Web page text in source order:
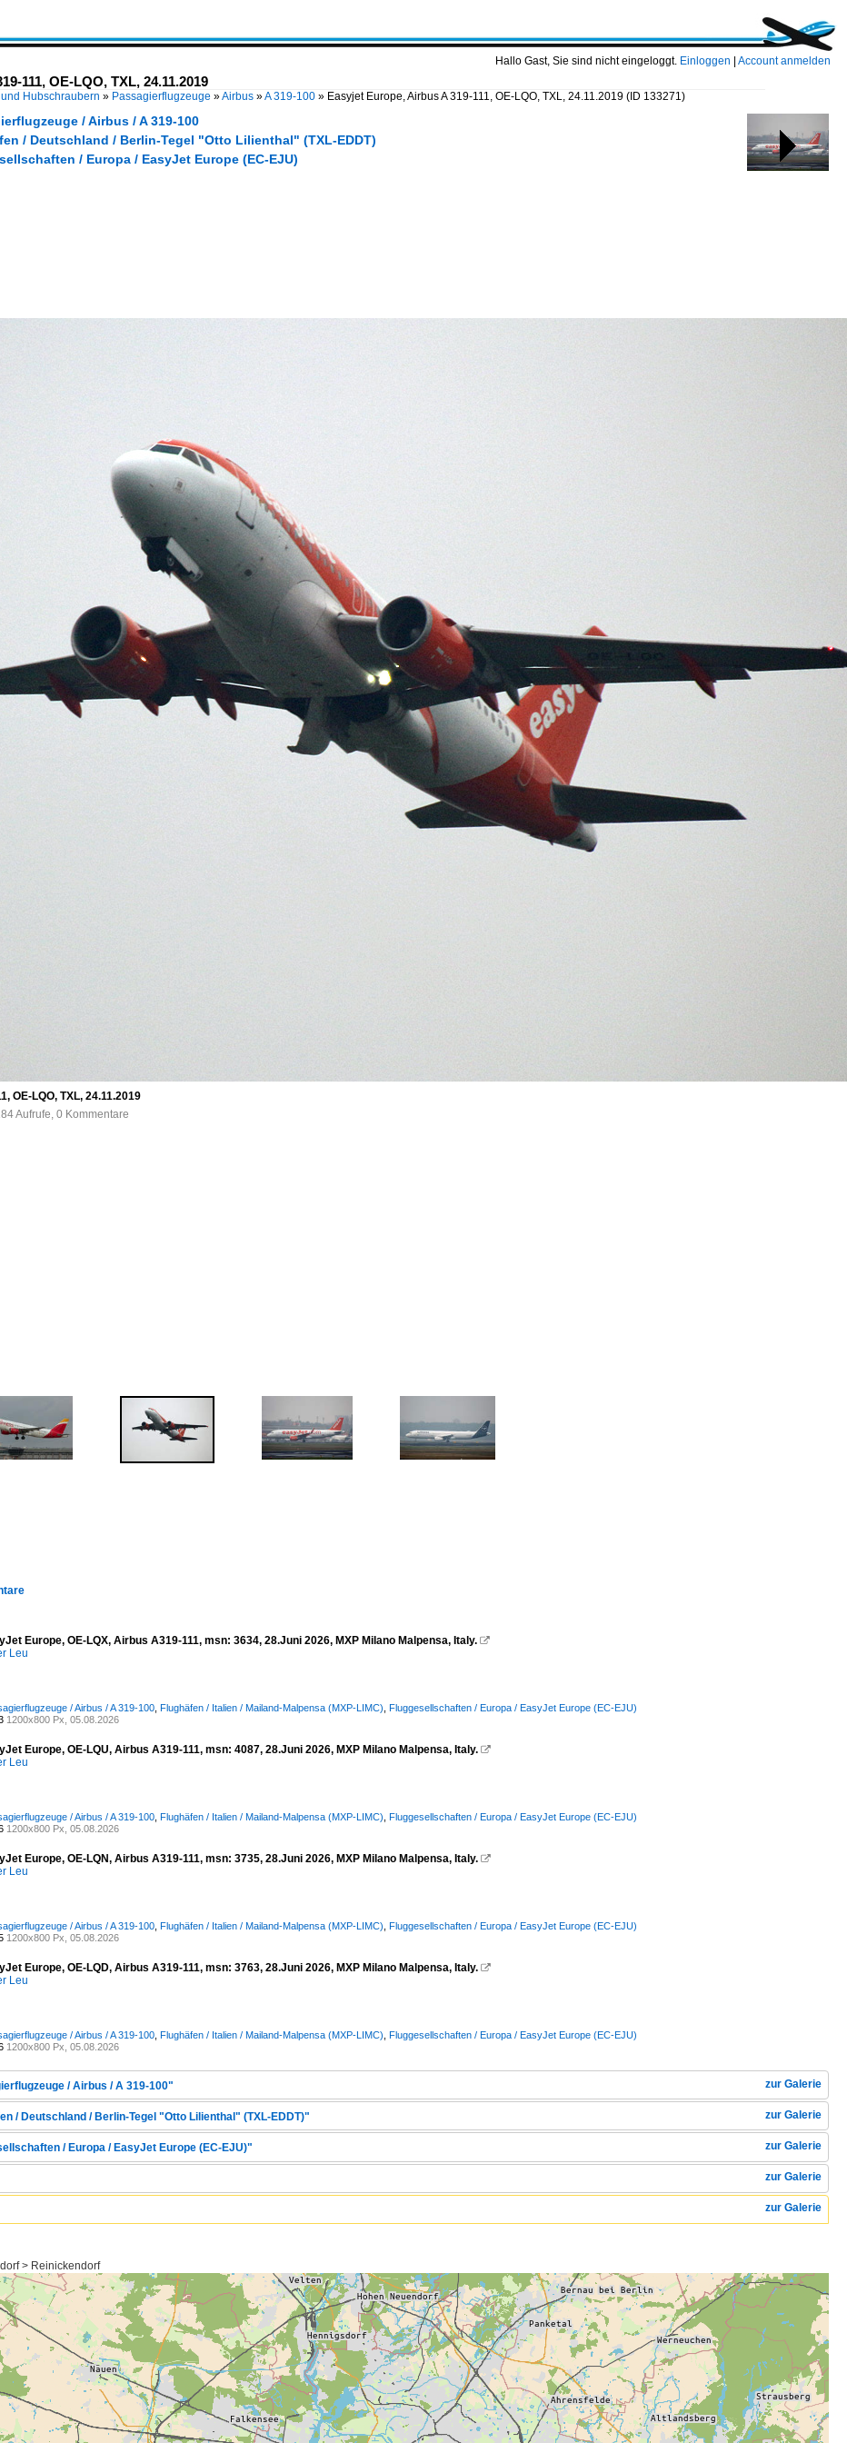
Hallo Gast, Sie sind nicht eingeloggt. Einloggen Account anmelden
111, OE-LQO, TXL, 24.11.2019
Hubschraubern » Passagierflugzeuge »Airbus »A 319-100 » Easyjet Europe, Airbus A 319-111, OE-LQO, TXL, 24.11.2019 (ID 133271)
/ Airbus / A 319-100
/ Deutschland / Berlin-Tegel "Otto Lilienthal" (TXL-EDDT)
/ Europa / EasyJet Europe (EC-EJU)
OE-LQO, TXL, 24.11.2019
Aufrufe, 0 Kommentare
Europe, OE-LQX, Airbus A319-111, msn: 3634, 28.Juni 2026, MXP Milano Malpensa, Italy. 
Leu
/ Airbus / A 319-100 Flughäfen / Italien / Mailand-Malpensa (MXP-LIMC) Fluggesellschaften / Europa / EasyJet Europe (EC-EJU)
1200x800 Px, 05.08.2026
Europe, OE-LQU, Airbus A319-111, msn: 4087, 28.Juni 2026, MXP Milano Malpensa, Italy. 
Leu
/ Airbus / A 319-100 Flughäfen / Italien / Mailand-Malpensa (MXP-LIMC) Fluggesellschaften / Europa / EasyJet Europe (EC-EJU)
1200x800 Px, 05.08.2026
Europe, OE-LQN, Airbus A319-111, msn: 3735, 28.Juni 2026, MXP Milano Malpensa, Italy. 
Leu
/ Airbus / A 319-100 Flughäfen / Italien / Mailand-Malpensa (MXP-LIMC) Fluggesellschaften / Europa / EasyJet Europe (EC-EJU)
1200x800 Px, 05.08.2026
Europe, OE-LQD, Airbus A319-111, msn: 3763, 28.Juni 2026, MXP Milano Malpensa, Italy. 
Leu
/ Airbus / A 319-100 Flughäfen / Italien / Mailand-Malpensa (MXP-LIMC) Fluggesellschaften / Europa / EasyJet Europe (EC-EJU)
1200x800 Px, 05.08.2026
zur Galerie
/ Airbus / A 319-100"
zur Galerie
/ Deutschland / Berlin-Tegel "Otto Lilienthal" (TXL-EDDT)"
zur Galerie
/ Europa / EasyJet Europe (EC-EJU)"
zur Galerie
zur Galerie
> Reinickendorf